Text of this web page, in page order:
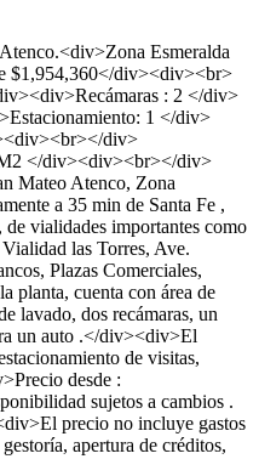
Esmeralda
$1,954,360</div><div><br>
: 2 </div>
1 </div>
div>
</div><div><br></div>
Mateo Atenco, Zona
a 35 min de Santa Fe ,
vialidades importantes como
las Torres, Ave.
Plazas Comerciales,
planta, cuenta con área de
lavado, dos recámaras, un
un auto .</div><div>El
de visitas,
desde :
sujetos a cambios .
precio no incluye gastos
apertura de créditos,